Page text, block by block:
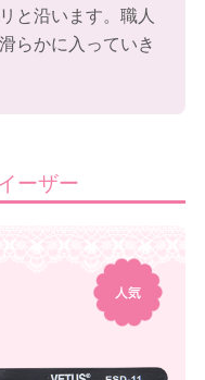
と沿います。職人
らかに入っていき
ーザー